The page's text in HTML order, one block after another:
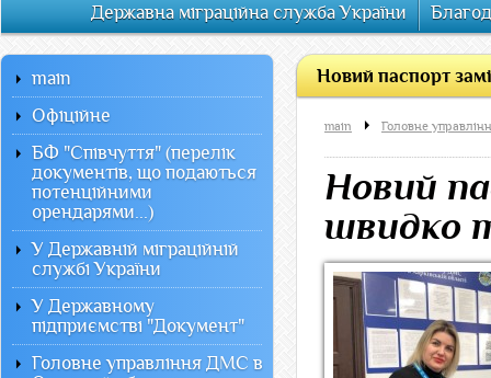
Державна міграційна служба України
Новий паспорт
main Головне
Новий
швидко
main
Офiцiйне
БФ "Співчуття" (перелік
документів, що подаються
потенційними
орендарями...)
У Державній міграційній
службі України
У Державному
підприємстві "Документ"
Головне управління ДМС в